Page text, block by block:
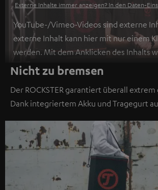
Externe Inhalte immer anzeigen? In den
YouTube-/Vimeo-Videos sind externe
externe Inhalt kann hier mit nur einem
werden. Mit dem Anklicken des Inhalts
dass externe Inhalte angezeigt werden.
übermittelt werden.Weitere
Datenschutzerklärung unter I zu finden.
Nicht zu bremsen
Der ROCKSTER garantiert überall
Dank integriertem Akku und Tragegurt